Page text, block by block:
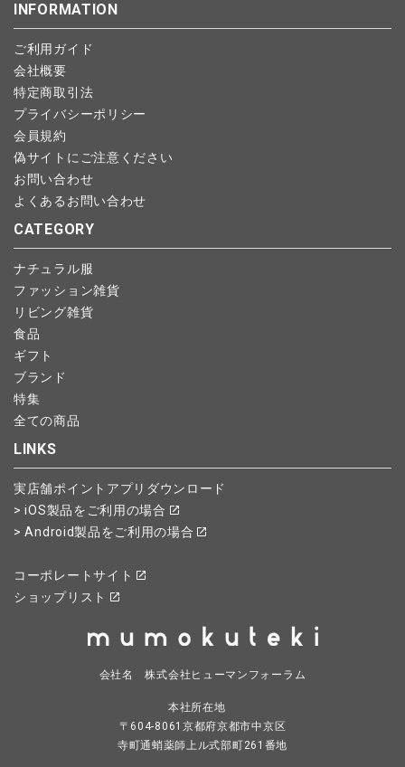
します。
予約商品など一部キャンセルが出来ない場合がございます。あら
かじめご了承ください。
こちら よりご依頼ください。
INFORMATION
ご利用ガイド
会社概要
特定商取引法
プライバシーポリシー
会員規約
偽サイトにご注意ください
お問い合わせ
よくあるお問い合わせ
CATEGORY
ナチュラル服
ファッション雑貨
リビング雑貨
食品
ギフト
ブランド
特集
全ての商品
LINKS
実店舗ポイントアプリダウンロード
> iOS製品をご利用の場合
> Android製品をご利用の場合
コーポレートサイト
ショップリスト
会社名 株式会社ヒューマンフォーラム
本社所在地
〒604-8061京都府京都市中京区
寺町通蛸薬師上ル式部町261番地